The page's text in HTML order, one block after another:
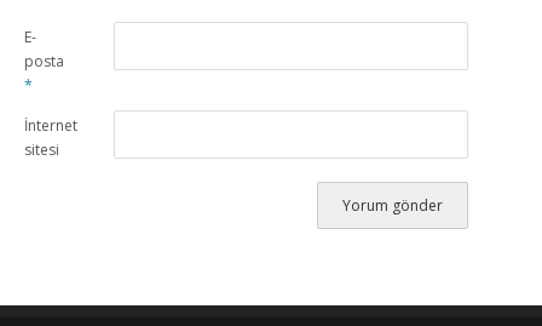
E-
posta
*
İnternet
sitesi